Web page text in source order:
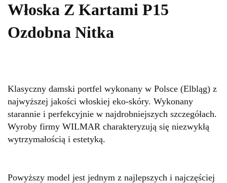
Włoska Z Kartami P15
Ozdobna Nitka
Klasyczny damski portfel wykonany w Polsce (Elbląg) z
najwyższej jakości włoskiej eko-skóry. Wykonany
starannie i perfekcyjnie w najdrobniejszych szczegółach.
Wyroby firmy WILMAR charakteryzują się niezwykłą
wytrzymałością i estetyką.
Powyższy model jest jednym z najlepszych i najczęściej